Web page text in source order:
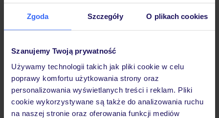
Zgoda Szczegóły O plikach cookies
Szanujemy Twoją prywatność
Używamy technologii takich jak pliki cookie w celu
poprawy komfortu użytkowania strony oraz
personalizowania wyświetlanych treści i reklam. Pliki
cookie wykorzystywane są także do analizowania ruchu
na naszej stronie oraz oferowania funkcji mediów
Opinie
Pokoje
Wyżywienie